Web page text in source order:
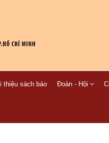
thiệu sách báo Đoàn - Hội